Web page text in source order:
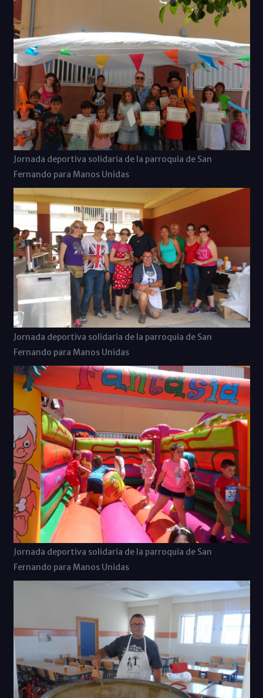
Jornada deportiva solidaria de la parroquia de San
Fernando para Manos Unidas
Jornada deportiva solidaria de la parroquia de San
Fernando para Manos Unidas
Jornada deportiva solidaria de la parroquia de San
Fernando para Manos Unidas